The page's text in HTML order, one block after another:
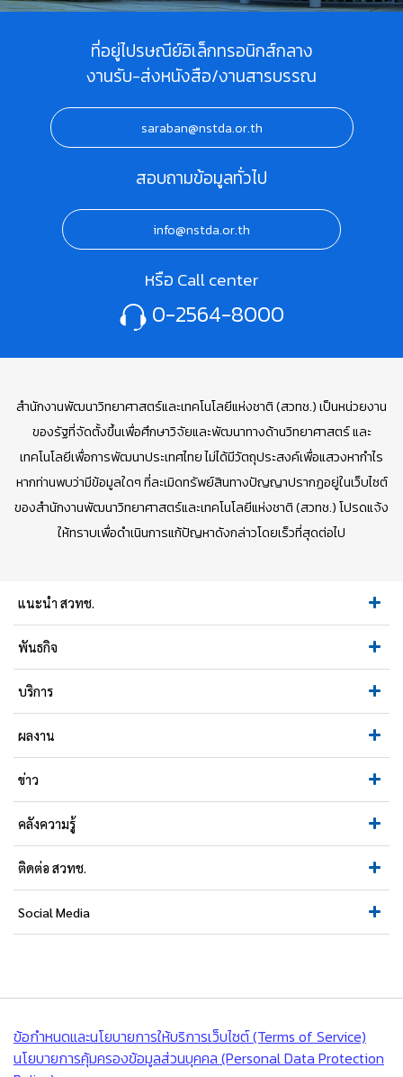
ที่อยู่ไปรษณีย์อิเล็กทรอนิกส์กลาง
งานรับ-ส่งหนังสือ/งานสารบรรณ
saraban@nstda.or.th
สอบถามข้อมูลทั่วไป
info@nstda.or.th
หรือ Call center
0-2564-8000
สำนักงานพัฒนาวิทยาศาสตร์และเทคโนโลยีแห่งชาติ (สวทช.) เป็นหน่วยงาน
ของรัฐที่จัดตั้งขึ้นเพื่อศึกษาวิจัยและพัฒนาทางด้านวิทยาศาสตร์ และ
เทคโนโลยีเพื่อการพัฒนาประเทศไทย ไม่ได้มีวัตถุประสงค์เพื่อแสวงหากำไร
หากท่านพบว่ามีข้อมูลใดๆ ที่ละเมิดทรัพย์สินทางปัญญาปรากฏอยู่ในเว็บไซต์
ของสำนักงานพัฒนาวิทยาศาสตร์และเทคโนโลยีแห่งชาติ (สวทช.) โปรดแจ้ง
ให้ทราบเพื่อดำเนินการแก้ปัญหาดังกล่าวโดยเร็วที่สุดต่อไป
แนะนำ สวทช.
พันธกิจ
บริการ
ผลงาน
ข่าว
คลังความรู้
ติดต่อ สวทช.
Social Media
ข้อกำหนดและนโยบายการให้บริการเว็บไซต์ (Terms of Service)
นโยบายการคุ้มครองข้อมูลส่วนบุคคล (Personal Data Protection